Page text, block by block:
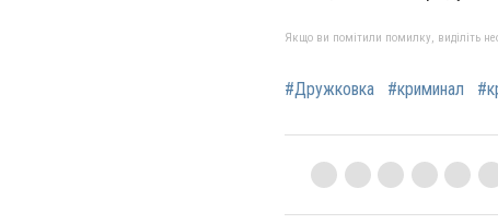
Якщо ви помітили помилку, виділіть
#Дружковка #криминал